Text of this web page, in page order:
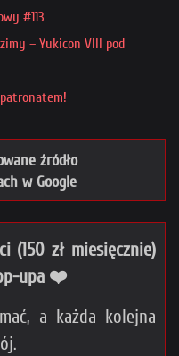
#113
– Yukicon VIII pod
źródło
w Google
(150 zł miesięcznie)
upa ❤️
a każda kolejna